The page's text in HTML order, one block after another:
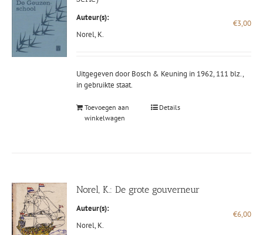
Auteur(s):
Norel, K.
€3,00
Uitgegeven door Bosch & Keuning in 1962, 111 blz.,
in gebruikte staat.
Toevoegen aan
winkelwagen
Details
Norel, K.: De grote gouverneur
Auteur(s):
Norel, K.
€6,00